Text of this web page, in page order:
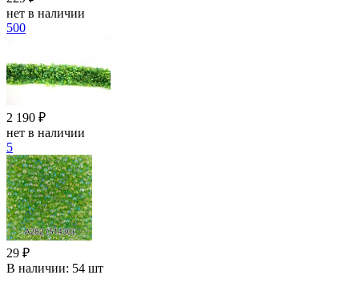
нет в наличии
500
2 190 ₽
нет в наличии
5
29 ₽
В наличии: 54 шт